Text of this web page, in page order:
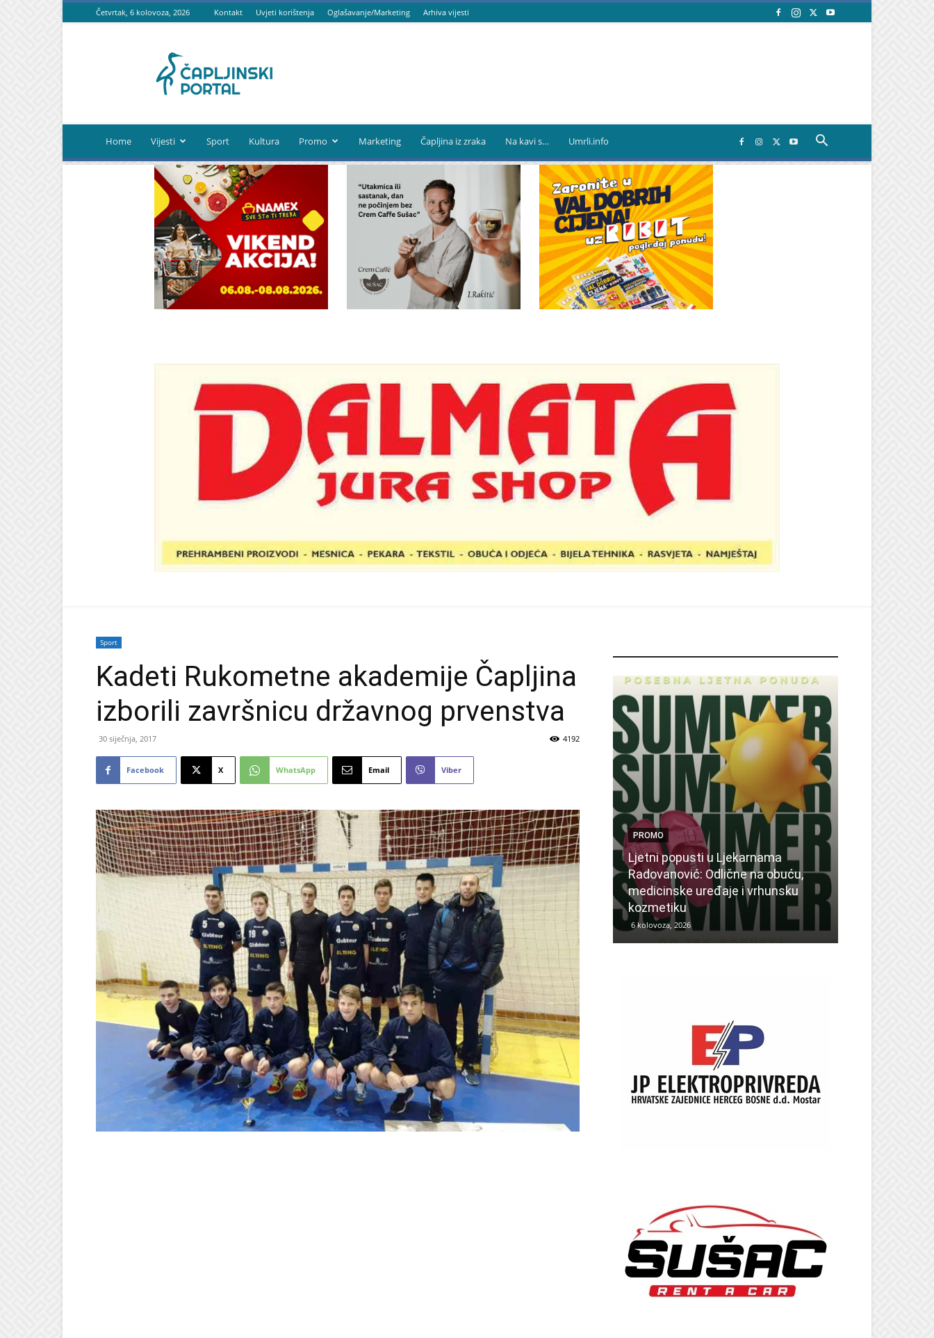
Četvrtak, 6 kolovoza, 2026 Kontakt Uvjeti korištenja Oglašavanje/Marketing Arhiva vijesti
portal
Home Vijesti Sport Kultura Promo Marketing Čapljina iz zraka Na kavi s… Umrli.info
Sport
Kadeti Rukometne akademije Čapljina
izborili završnicu državnog prvenstva
30 siječnja, 2017 4192
Facebook X WhatsApp Email Viber
PROMO
Ljetni popusti u Ljekarnama
Radovanović: Odlične na obuću,
medicinske uređaje i vrhunsku
kozmetiku
6 kolovoza, 2026